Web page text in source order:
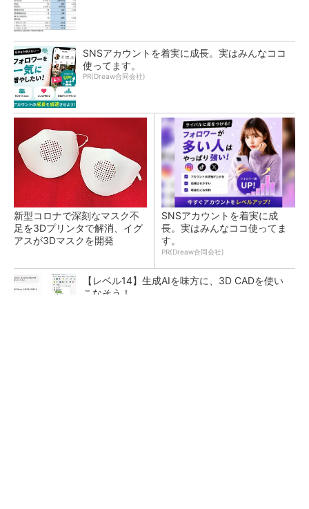
SNSアカウントを着実に成長。実はみんなココ
使ってます。
PR(Dreaw合同会社)
新型コロナで深刻なマスク不
足を3Dプリンタで解消、イグ
アスが3Dマスクを開発
SNSアカウントを着実に成
長。実はみんなココ使ってま
す。
PR(Dreaw合同会社)
【レベル14】生成AIを味方に、3D CADを使い
こなそう！